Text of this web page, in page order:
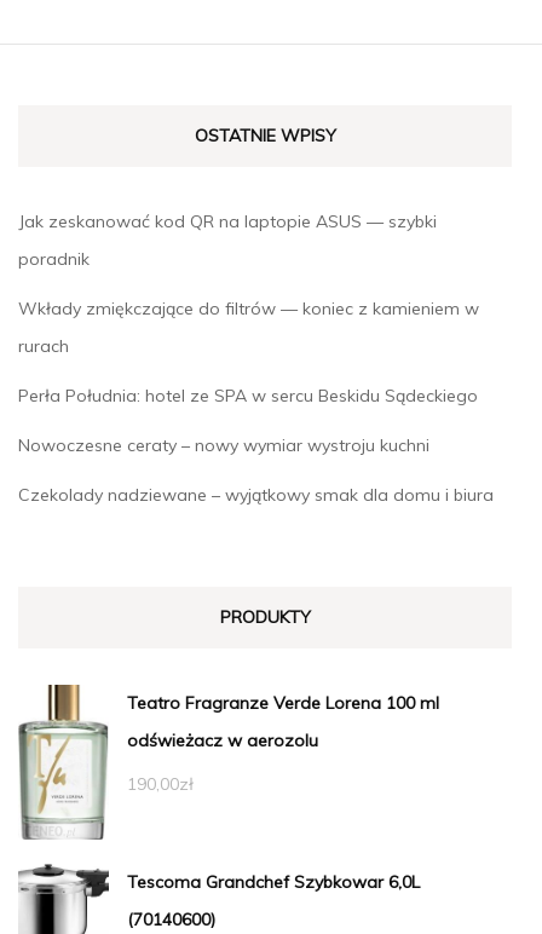
OSTATNIE WPISY
Jak zeskanować kod QR na laptopie ASUS — szybki
poradnik
Wkłady zmiękczające do filtrów — koniec z kamieniem w
rurach
Perła Południa: hotel ze SPA w sercu Beskidu Sądeckiego
Nowoczesne ceraty – nowy wymiar wystroju kuchni
Czekolady nadziewane – wyjątkowy smak dla domu i biura
PRODUKTY
Teatro Fragranze Verde Lorena 100 ml
odświeżacz w aerozolu
190,00zł
Tescoma Grandchef Szybkowar 6,0L
(70140600)